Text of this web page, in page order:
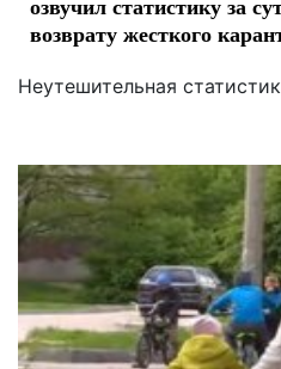
озвучил статистику за
возврату жесткого
Неутешительная